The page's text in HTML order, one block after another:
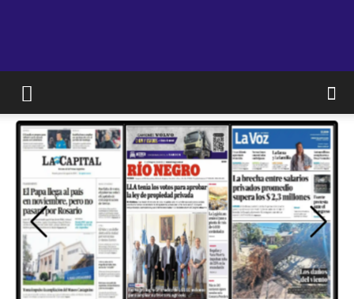
JAM
WEB